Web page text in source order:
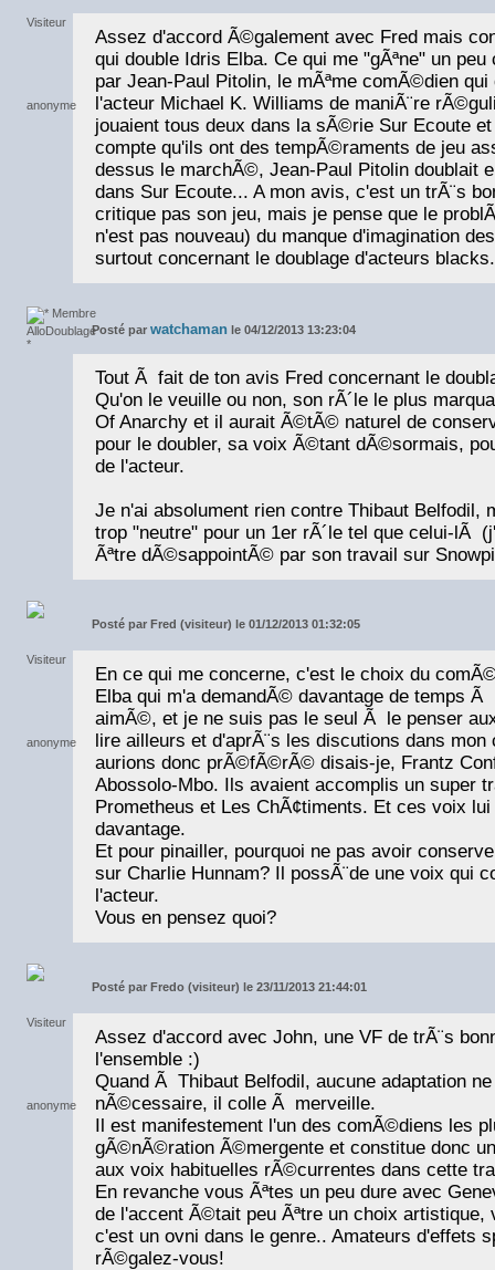
Assez d'accord Ã©galement avec Fred mais
qui double Idris Elba. Ce qui me "gÃªne" un
par Jean-Paul Pitolin, le mÃªme comÃ©dien
l'acteur Michael K. Williams de maniÃ¨re
jouaient tous deux dans la sÃ©rie Sur Ecoute
compte qu'ils ont des tempÃ©raments de jeu
dessus le marchÃ©, Jean-Paul Pitolin doublait
dans Sur Ecoute... A mon avis, c'est un trÃ¨s
critique pas son jeu, mais je pense que le
n'est pas nouveau) du manque d'imagination
surtout concernant le doublage d'acteurs
Posté par watchaman le 04/12/2013 13:23:04
Tout Ã fait de ton avis Fred concernant le
Qu'on le veuille ou non, son rÃ´le le plus
Of Anarchy et il aurait Ã©tÃ© naturel de
pour le doubler, sa voix Ã©tant dÃ©sormais,
de l'acteur.
Je n'ai absolument rien contre Thibaut Belfodil,
trop "neutre" pour un 1er rÃ´le tel que celui-lÃ
Ãªtre dÃ©sappointÃ© par son travail sur
Posté par Fred (visiteur) le 01/12/2013 01:32:05
En ce qui me concerne, c'est le choix du
Elba qui m'a demandÃ© davantage de temps Ã
aimÃ©, et je ne suis pas le seul Ã le penser
lire ailleurs et d'aprÃ¨s les discutions dans
aurions donc prÃ©fÃ©rÃ© disais-je, Frantz
Abossolo-Mbo. Ils avaient accomplis un super
Prometheus et Les ChÃ¢timents. Et ces voix
davantage.
Et pour pinailler, pourquoi ne pas avoir
sur Charlie Hunnam? Il possÃ¨de une voix qui
l'acteur.
Vous en pensez quoi?
Posté par Fredo (visiteur) le 23/11/2013 21:44:01
Assez d'accord avec John, une VF de trÃ¨s
l'ensemble :)
Quand Ã Thibaut Belfodil, aucune adaptation
nÃ©cessaire, il colle Ã merveille.
Il est manifestement l'un des comÃ©diens les
gÃ©nÃ©ration Ã©mergente et constitue donc
aux voix habituelles rÃ©currentes dans cette
En revanche vous Ãªtes un peu dure avec
de l'accent Ã©tait peu Ãªtre un choix artistique,
c'est un ovni dans le genre.. Amateurs d'effets
rÃ©galez-vous!